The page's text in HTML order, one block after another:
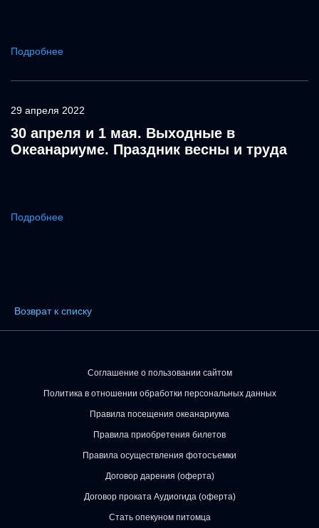
Подробнее
29 апреля 2022
30 апреля и 1 мая. Выходные в
Океанариуме. Праздник весны и труда
Подробнее
Возврат к списку
Соглашение о пользовании сайтом
Политика в отношении обработки персональных данных
Правила посещения океанариума
Правила приобретения билетов
Правила осуществления фотосъемки
Договор дарения (оферта)
Договор проката Аудиогида (оферта)
Стать опекуном питомца